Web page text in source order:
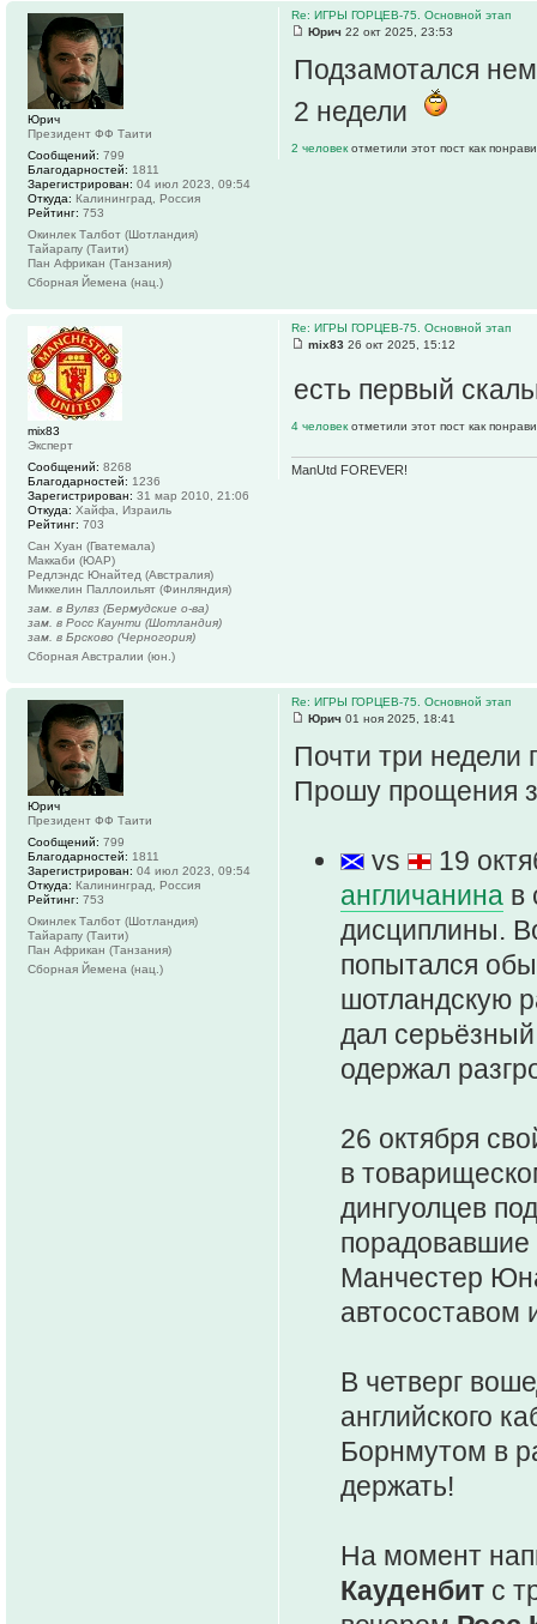
Re: ИГРЫ ГОРЦЕВ-75. Основной этап
Юрич 22 окт 2025, 23:53
Подзамотался
2 недели
2 человек отметили этот пост как
Юрич
Президент ФФ Таити
Сообщений: 799
Благодарностей: 1811
Зарегистрирован: 04 июл 2023, 09:54
Откуда: Калининград, Россия
Рейтинг: 753
Окинлек Талбот (Шотландия)
Тайарапу (Таити)
Пан Африкан (Танзания)
Сборная Йемена (нац.)
Re: ИГРЫ ГОРЦЕВ-75. Основной этап
mix83 26 окт 2025, 15:12
есть первый
4 человек отметили этот пост как
ManUtd FOREVER!
mix83
Эксперт
Сообщений: 8268
Благодарностей: 1236
Зарегистрирован: 31 мар 2010, 21:06
Откуда: Хайфа, Израиль
Рейтинг: 703
Сан Хуан (Гватемала)
Маккаби (ЮАР)
Редлэндс Юнайтед (Австралия)
Миккелин Паллоильят (Финляндия)
зам. в Вулвз (Бермудские о-ва)
зам. в Росс Каунти (Шотландия)
зам. в Брсково (Черногория)
Сборная Австралии (юн.)
Re: ИГРЫ ГОРЦЕВ-75. Основной этап
Юрич 01 ноя 2025, 18:41
Почти три недели
Прошу прощения
vs
19
англичанина в
дисциплины.
попытался
шотландскую
дал
одержал
26 октября
в
дингуолцев
Манчестер
автосоставом
В четверг
английского
Борнмутом в
держать!
На момент
Кауденбит с
Юрич
Президент ФФ Таити
Сообщений: 799
Благодарностей: 1811
Зарегистрирован: 04 июл 2023, 09:54
Откуда: Калининград, Россия
Рейтинг: 753
Окинлек Талбот (Шотландия)
Тайарапу (Таити)
Пан Африкан (Танзания)
Сборная Йемена (нац.)